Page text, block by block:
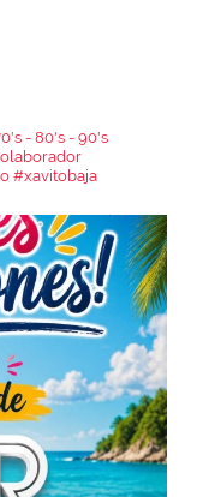
- 80's - 90's
#xavitobaja